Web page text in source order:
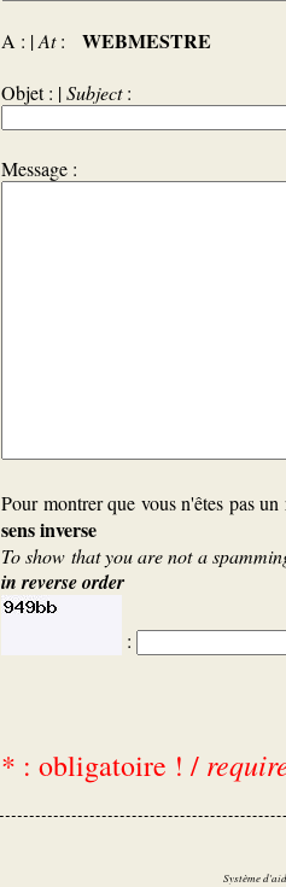
A : |At: WEBMESTRE
Objet : |Subject:
Message :
Pour montrer que vous n'êtes pas
sens inverse
To show that you are not a
in reverse order
:
* : obligatoire ! /
Système